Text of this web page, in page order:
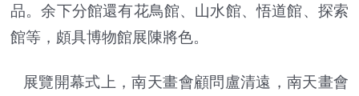
品。余下分館還有花鳥館、山水館、悟道館、探索
館等，頗具博物館展陳將色。
展覽開幕式上，南天畫會顧問盧清遠，南天畫會